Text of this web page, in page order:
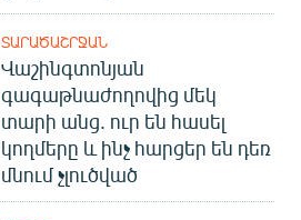
ՏԱՐԱԾԱՇՐՋԱՆ
Վաշինգտոնյան
գագաթնաժողովից մեկ
տարի անց. ուր են հասել
կողմերը և ինչ հարցեր են դեռ
մնում չլուծված